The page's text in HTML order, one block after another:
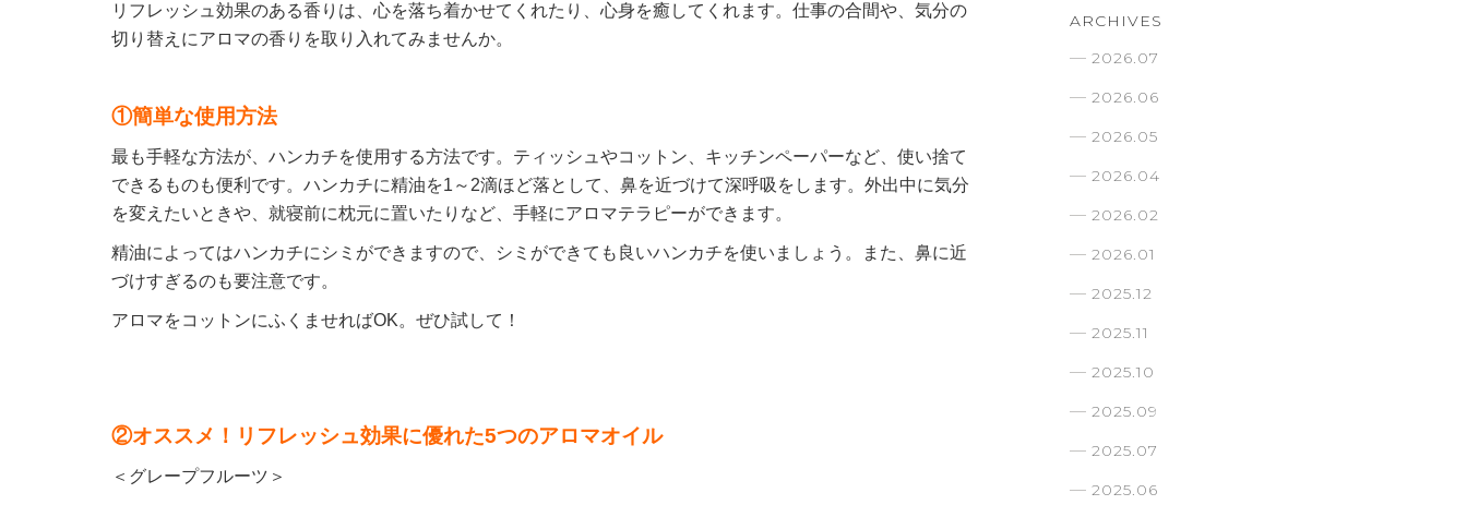
リフレッシュ効果のある香りは、心を落ち着かせてくれたり、心身を癒してくれます。仕事の合間や、気分の
切り替えにアロマの香りを取り入れてみませんか。
①簡単な使用方法
最も手軽な方法が、ハンカチを使用する方法です。ティッシュやコットン、キッチンペーパーなど、使い捨て
できるものも便利です。ハンカチに精油を1～2滴ほど落として、鼻を近づけて深呼吸をします。外出中に気分
を変えたいときや、就寝前に枕元に置いたりなど、手軽にアロマテラピーができます。
精油によってはハンカチにシミができますので、シミができても良いハンカチを使いましょう。また、鼻に近
づけすぎるのも要注意です。
アロマをコットンにふくませればOK。ぜひ試して！
②オススメ！リフレッシュ効果に優れた5つのアロマオイル
＜グレープフルーツ＞
ARCHIVES
2026.07
2026.06
2026.05
2026.04
2026.02
2026.01
2025.12
2025.11
2025.10
2025.09
2025.07
2025.06